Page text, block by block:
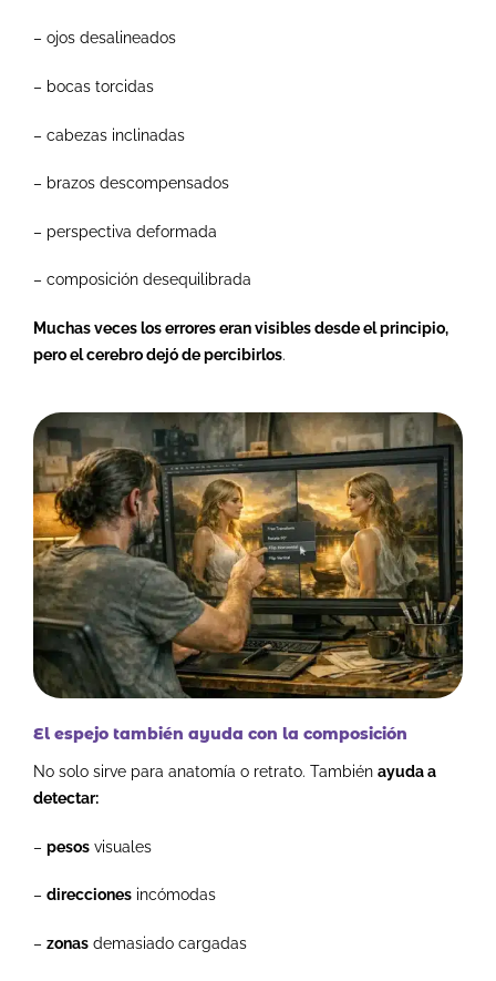
– ojos desalineados
– bocas torcidas
– cabezas inclinadas
– brazos descompensados
– perspectiva deformada
– composición desequilibrada
Muchas veces los errores eran visibles desde el principio,
pero el cerebro dejó de percibirlos.
El espejo también ayuda con la composición
No solo sirve para anatomía o retrato. También ayuda a
detectar:
– pesos visuales
– direcciones incómodas
– zonas demasiado cargadas